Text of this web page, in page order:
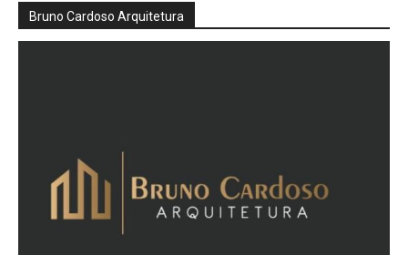
Bruno Cardoso Arquitetura